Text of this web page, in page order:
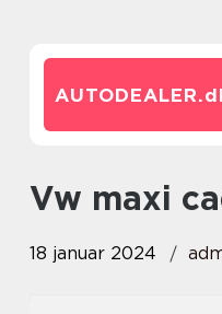
AUTODEALER.
vw maxi
18 januar 2024